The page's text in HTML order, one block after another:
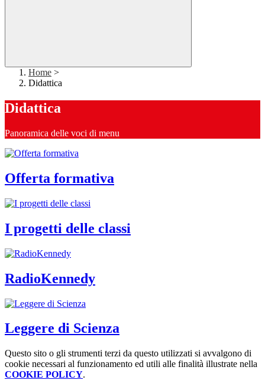
Home >
Didattica
Didattica
Panoramica delle voci di menu
Offerta formativa
I progetti delle classi
RadioKennedy
Leggere di Scienza
Questo sito o gli strumenti terzi da questo utilizzati si avvalgono di
cookie necessari al funzionamento ed utili alle finalità illustrate nella
COOKIE POLICY.